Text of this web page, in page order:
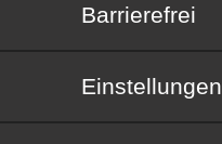
Barrierefrei
Barrierefrei
Einstellungen